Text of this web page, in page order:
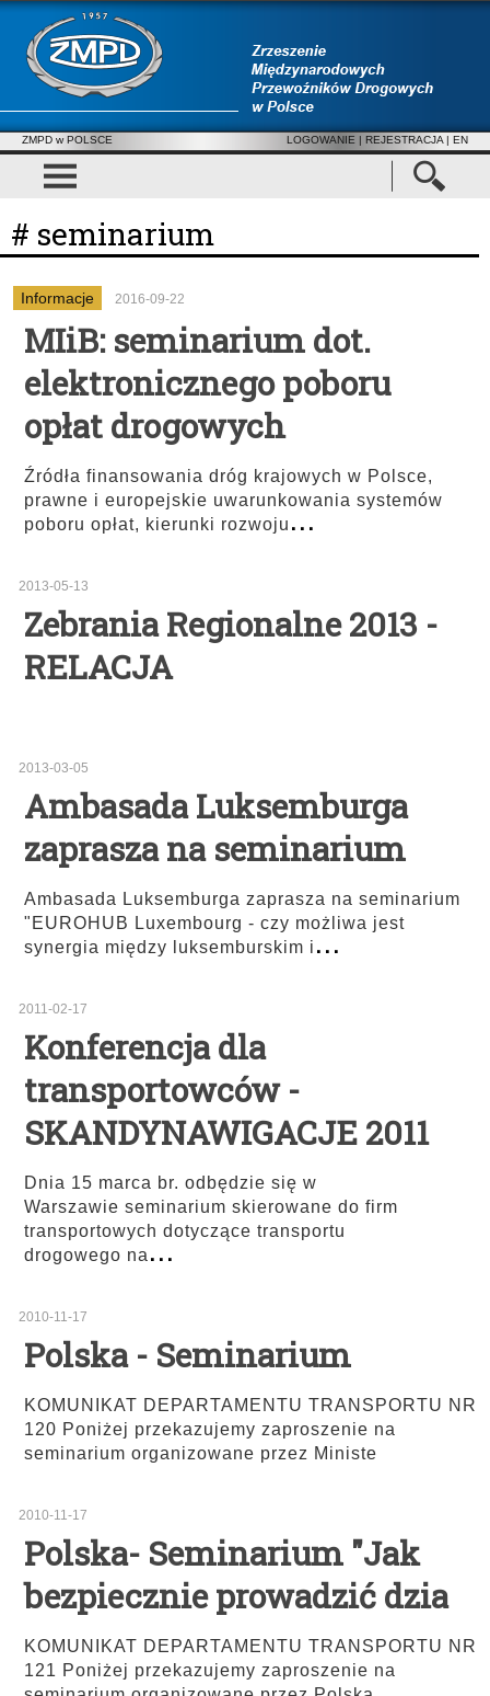
ZMPD w POLSCE LOGOWANIE | REJESTRACJA | EN
# seminarium
Informacje 2016-09-22
MIiB: seminarium dot.
elektronicznego poboru
opłat drogowych
Źródła finansowania dróg krajowych w Polsce,
prawne i europejskie uwarunkowania systemów
poboru opłat, kierunki rozwoju...
2013-05-13
Zebrania Regionalne 2013 -
RELACJA
2013-03-05
Ambasada Luksemburga
zaprasza na seminarium
Ambasada Luksemburga zaprasza na seminarium
"EUROHUB Luxembourg - czy możliwa jest
synergia między luksemburskim i...
2011-02-17
Konferencja dla
transportowców -
SKANDYNAWIGACJE 2011
Dnia 15 marca br. odbędzie się w
Warszawie seminarium skierowane do firm
transportowych dotyczące transportu
drogowego na...
2010-11-17
Polska - Seminarium
KOMUNIKAT DEPARTAMENTU TRANSPORTU NR
120 Poniżej przekazujemy zaproszenie na
seminarium organizowane przez Ministe
2010-11-17
Polska- Seminarium "Jak
bezpiecznie prowadzić dzia
KOMUNIKAT DEPARTAMENTU TRANSPORTU NR
121 Poniżej przekazujemy zaproszenie na